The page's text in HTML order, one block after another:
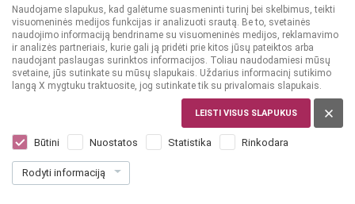
Naudojame slapukus, kad galėtume suasmeninti turinį bei skelbimus, teikti
visuomeninės medijos funkcijas ir analizuoti srautą. Be to, svetainės
naudojimo informaciją bendriname su visuomeninės medijos, reklamavimo
ir analizės partneriais, kurie gali ją pridėti prie kitos jūsų pateiktos arba
naudojant paslaugas surinktos informacijos. Toliau naudodamiesi mūsų
svetaine, jūs sutinkate su mūsų slapukais. Uždarius informacinį sutikimo
langą X mygtuku traktuosite, jog sutinkate tik su privalomais slapukais.
LEISTI VISUS SLAPUKUS
Būtini Nuostatos Statistika Rinkodara
Rodyti informaciją
Stakliškės Honey 0,7 L
Dar nėra balsų, galite įvertinti
99